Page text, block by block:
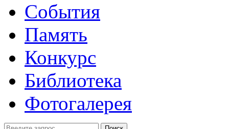
События
Память
Конкурс
Библиотека
Фотогалерея